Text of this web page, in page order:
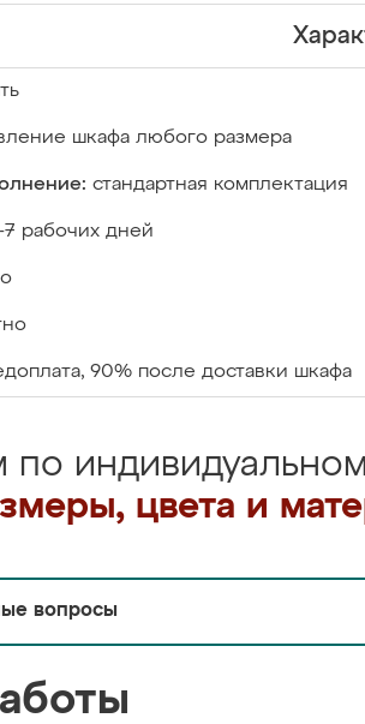
шкафа любого размера
стандартная комплектация
7 рабочих дней
90% после доставки шкафа
по
цвета и
вопросы